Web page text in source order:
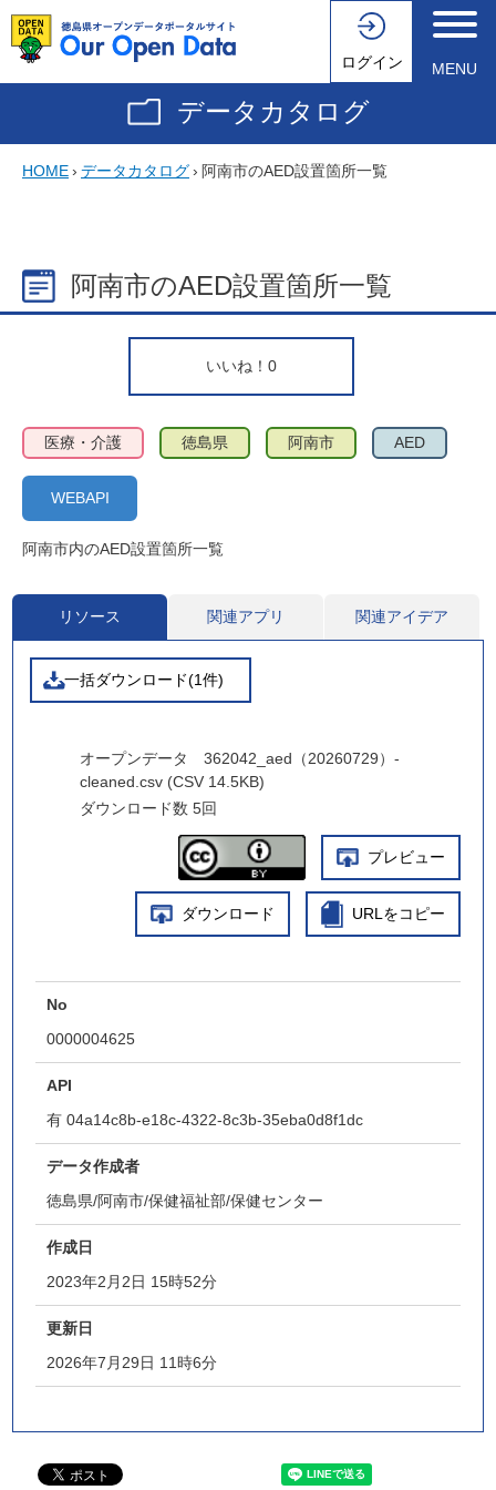
ログイン MENU
データカタログ
HOME› データカタログ› 阿南市のAED設置箇所一覧
阿南市のAED設置箇所一覧
いいね！ 0
医療・介護 徳島県 阿南市 AED
WEBAPI
阿南市内のAED設置箇所一覧
リソース 関連アプリ 関連アイデア
一括ダウンロード(1件)
オープンデータ 362042_aed（20260729）-
cleaned.csv (CSV 14.5KB)
ダウンロード数 5回
プレビュー
ダウンロード URLをコピー
No
0000004625
API
有 04a14c8b-e18c-4322-8c3b-35eba0d8f1dc
データ作成者
徳島県/阿南市/保健福祉部/保健センター
作成日
2023年2月2日 15時52分
更新日
2026年7月29日 11時6分